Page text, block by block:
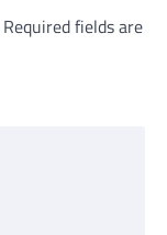
Required fields are